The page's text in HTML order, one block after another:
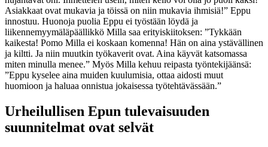
Asiakkaat ovat mukavia ja töissä on niin mukavia ihmisiä!” Eppu
innostuu. Huonoja puolia Eppu ei työstään löydä ja
liikennemyymäläpäällikkö Milla saa erityiskiitoksen: ”Tykkään
kaikesta! Pomo Milla ei koskaan komenna! Hän on aina ystävällinen
ja kiltti. Ja niin muutkin työkaverit ovat. Aina käyvät katsomassa
miten minulla menee.” Myös Milla kehuu reipasta työntekijäänsä:
”Eppu kyselee aina muiden kuulumisia, ottaa aidosti muut
huomioon ja haluaa onnistua jokaisessa työtehtävässään.”
Urheilullisen Epun tulevaisuuden
suunnitelmat ovat selvät